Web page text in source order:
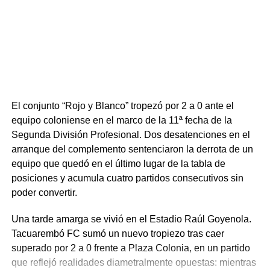
El conjunto “Rojo y Blanco” tropezó por 2 a 0 ante el
equipo coloniense en el marco de la 11ª fecha de la
Segunda División Profesional. Dos desatenciones en el
arranque del complemento sentenciaron la derrota de un
equipo que quedó en el último lugar de la tabla de
posiciones y acumula cuatro partidos consecutivos sin
poder convertir.
Una tarde amarga se vivió en el Estadio Raúl Goyenola.
Tacuarembó FC sumó un nuevo tropiezo tras caer
superado por 2 a 0 frente a Plaza Colonia, en un partido
que reflejó realidades diametralmente opuestas: mientras